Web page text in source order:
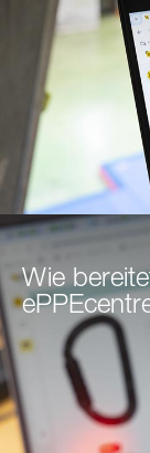
Wie